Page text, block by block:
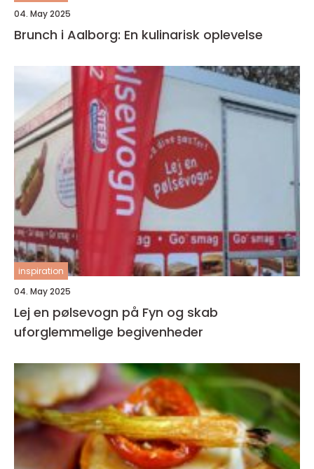
04. May 2025
Brunch i Aalborg: En kulinarisk oplevelse
inspiration
04. May 2025
Lej en pølsevogn på Fyn og skab
uforglemmelige begivenheder